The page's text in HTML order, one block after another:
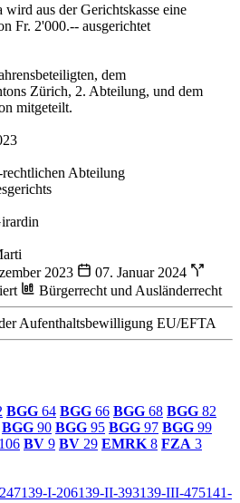
aus der Gerichtskasse eine
Fr. 2'000.-- ausgerichtet
dem
Zürich, 2. Abteilung, und dem
mitgeteilt.
Abteilung
2023
07. Januar 2024
Bürgerrecht und Ausländerrecht
Aufenthaltsbewilligung EU/EFTA
BGG 64 BGG 66 BGG 68 BGG 82
BGG 90 BGG 95 BGG 97 BGG 99
106 BV 9 BV 29 EMRK 8 FZA 3
139-I-206139-II-393139-III-475141-